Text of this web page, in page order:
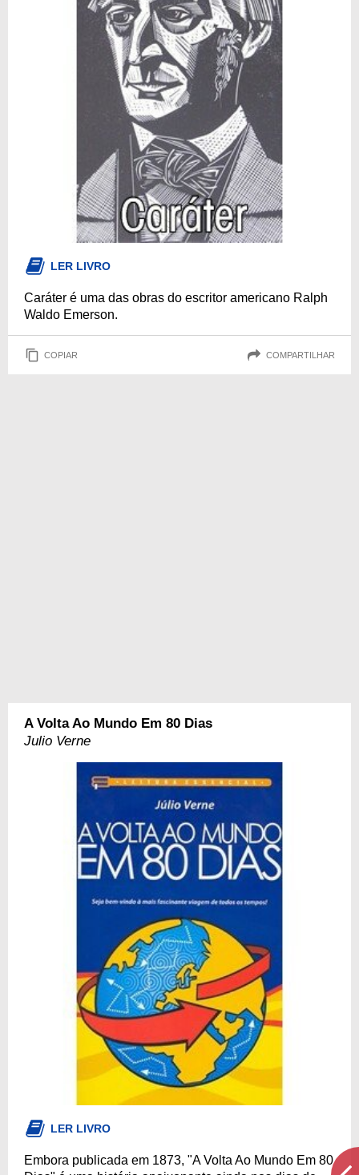
LER LIVRO
Caráter é uma das obras do escritor americano Ralph
Waldo Emerson.
COPIAR COMPARTILHAR
A Volta Ao Mundo Em 80 Dias
Julio Verne
LER LIVRO
Embora publicada em 1873, "A Volta Ao Mundo Em 80